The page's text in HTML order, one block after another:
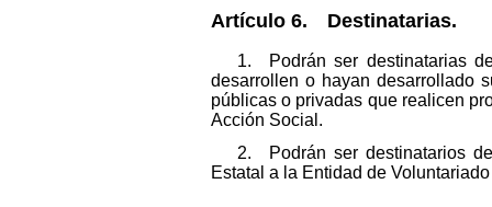
Artículo 6. Destinatarias.
1. Podrán ser destinatarias
desarrollen o hayan desarrollado
públicas o privadas que realicen
Acción Social.
2. Podrán ser destinatarios
Estatal a la Entidad de